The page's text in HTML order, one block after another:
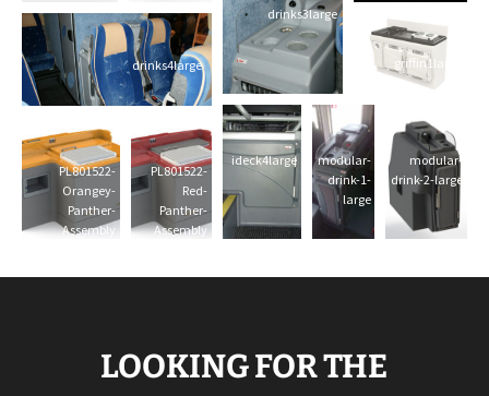
drinks3large
drinks4large griffin1large
ideck4large
modular-
drink-1-
large
modular-
drink-2-large
PL801522-
Orangey-
Panther-
Assembly
PL801522-
Red-
Panther-
Assembly
LOOKING FOR THE